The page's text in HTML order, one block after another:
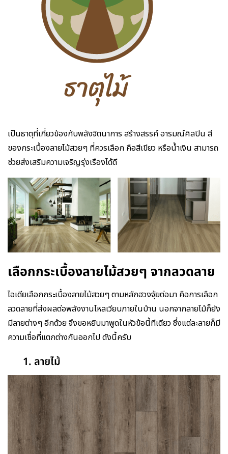
เป็นธาตุที่เกี่ยวข้องกับพลังจิตนาการ สร้างสรรค์ อารมณ์ศิลปิน สี
ของกระเบื้องลายไม้สวยๆ ที่ควรเลือก คือสีเขียว หรือน้ำเงิน สามารถ
ช่วยส่งเสริมความเจริญรุ่งเรืองได้ดี
เลือกกระเบื้องลายไม้สวยๆ จากลวดลาย
ไอเดียเลือกกระเบื้องลายไม้สวยๆ ตามหลักฮวงจุ้ยต่อมา คือการเลือก
ลวดลายที่ส่งผลต่อพลังงานไหลเวียนภายในบ้าน นอกจากลายไม้ก็ยัง
มีลายต่างๆ อีกด้วย จึงขอหยิบมาพูดในหัวข้อนี้ทีเดียว ซึ่งแต่ละลายก็มี
ความเชื่อที่แตกต่างกันออกไป ดังนี้ครับ
1. ลายไม้